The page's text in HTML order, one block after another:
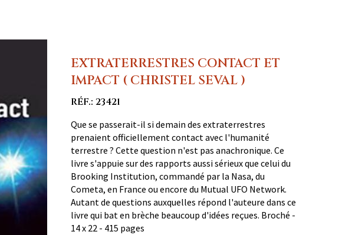
EXTRATERRESTRES CONTACT ET
IMPACT ( CHRISTEL SEVAL )
RÉF.: 23421
Que se passerait-il si demain des extraterrestres
prenaient officiellement contact avec l'humanité
terrestre ? Cette question n'est pas anachronique. Ce
livre s'appuie sur des rapports aussi sérieux que celui du
Brooking Institution, commandé par la Nasa, du
Cometa, en France ou encore du Mutual UFO Network.
Autant de questions auxquelles répond l'auteure dans ce
livre qui bat en brèche beaucoup d'idées reçues. Broché -
14 x 22 - 415 pages